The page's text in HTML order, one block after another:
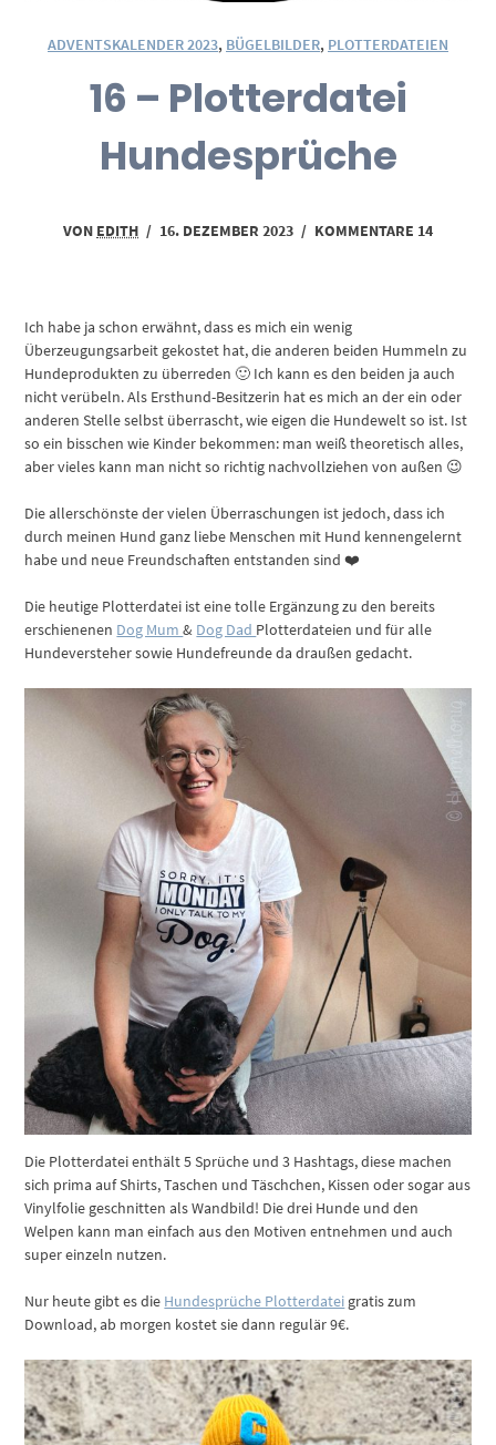
ADVENTSKALENDER 2023, BÜGELBILDER, PLOTTERDATEIEN
16 – Plotterdatei
Hundesprüche
VON EDITH / 16. DEZEMBER 2023 / KOMMENTARE 14
Ich habe ja schon erwähnt, dass es mich ein wenig
Überzeugungsarbeit gekostet hat, die anderen beiden Hummeln zu
Hundeprodukten zu überreden 🙂 Ich kann es den beiden ja auch
nicht verübeln. Als Ersthund-Besitzerin hat es mich an der ein oder
anderen Stelle selbst überrascht, wie eigen die Hundewelt so ist. Ist
so ein bisschen wie Kinder bekommen: man weiß theoretisch alles,
aber vieles kann man nicht so richtig nachvollziehen von außen 😉
Die allerschönste der vielen Überraschungen ist jedoch, dass ich
durch meinen Hund ganz liebe Menschen mit Hund kennengelernt
habe und neue Freundschaften entstanden sind ❤️
Die heutige Plotterdatei ist eine tolle Ergänzung zu den bereits
erschienenen Dog Mum& Dog Dad Plotterdateien und für alle
Hundeversteher sowie Hundefreunde da draußen gedacht.
Die Plotterdatei enthält 5 Sprüche und 3 Hashtags, diese machen
sich prima auf Shirts, Taschen und Täschchen, Kissen oder sogar aus
Vinylfolie geschnitten als Wandbild! Die drei Hunde und den
Welpen kann man einfach aus den Motiven entnehmen und auch
super einzeln nutzen.
Nur heute gibt es die Hundesprüche Plotterdatei gratis zum
Download, ab morgen kostet sie dann regulär 9€.